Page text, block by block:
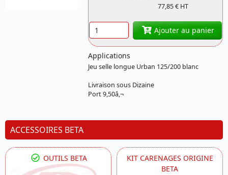
77,85 € HT
Quantité Ajouter au panier
Applications
Jeu selle longue Urban 125/200 blanc
Livraison sous Dizaine
Port 9,50â‚¬
ACCESSOIRES BETA
OUTILS BETA
KIT CARENAGES ORIGINE
BETA